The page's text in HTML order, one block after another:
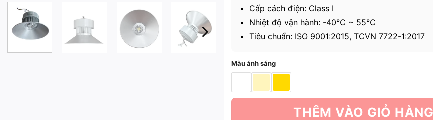
Cấp cách điện: Class I
Nhiệt độ vận hành: -40℃ ~ 55℃
Tiêu chuẩn: ISO 9001:2015, TCVN 7722-1:2017
Màu ánh sáng
THÊM VÀO GIỎ HÀNG